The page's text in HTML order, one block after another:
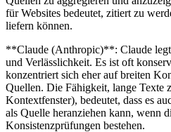
für Websites bedeutet, zitiert zu
liefern können.
**Claude (Anthropic)**: Claude
und Verlässlichkeit. Es ist oft
konzentriert sich eher auf breiten
Quellen. Die Fähigkeit, lange Texte
Kontextfenster), bedeutet, dass es
als Quelle heranziehen kann, wenn
Konsistenzprüfungen bestehen.